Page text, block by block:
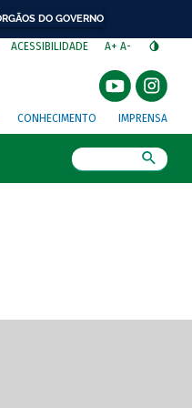
DO GOVERNO
ACESSIBILIDADE A+ A-
CONHECIMENTO IMPRENSA